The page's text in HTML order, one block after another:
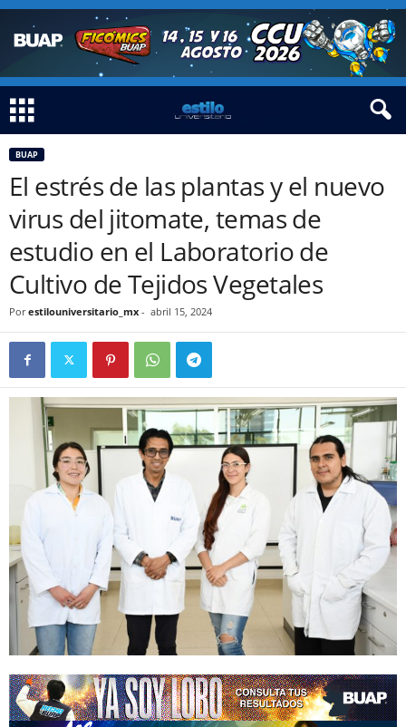
BUAP
El estrés de las plantas y el nuevo
virus del jitomate, temas de
estudio en el Laboratorio de
Cultivo de Tejidos Vegetales
Por estilouniversitario_mx - abril 15, 2024